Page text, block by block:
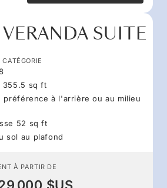
SUITE
355.5 sq ft
préférence à l'arrière ou au milieu
52 sq ft
sol au plafond
À PARTIR DE
000 $US